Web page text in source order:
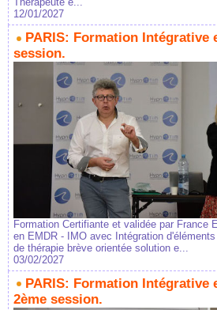
12/01/2027
PARIS: Formation Intégrative
session.
Formation Certifiante et validée par France
en EMDR - IMO avec Intégration
de thérapie brève orientée solution e...
03/02/2027
PARIS: Formation Intégrative
2ème session.